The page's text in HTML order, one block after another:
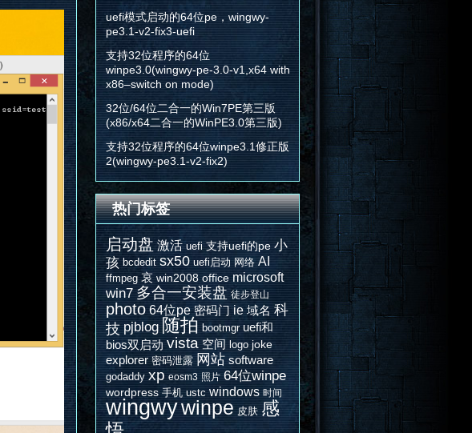
uefi模式启动的64位pe，wingwy-
pe3.1-v2-fix3-uefi
支持32位程序的64位
winpe3.0(wingwy-pe-3.0-v1,x64 with
x86–switch on mode)
32位/64位二合一的Win7PE第三版
(x86/x64二合一的WinPE3.0第三版)
支持32位程序的64位winpe3.1修正版
2(wingwy-pe3.1-v2-fix2)
热门标签
启动盘 激活 uefi 支持uefi的pe 小
孩 bcdedit sx50 uefi启动 网络 AI
ffmpeg 哀 win2008 office microsoft
win7 多合一安装盘 徒步登山
photo 64位pe 密码门 ie 域名 科
技 pjblog 随拍 bootmgr uefi和
bios双启动 vista 空间 logo joke
explorer 密码泄露 网站 software
godaddy xp eosm3 照片 64位winpe
wordpress 手机 ustc windows 时间
wingwywinpe 皮肤 感
悟